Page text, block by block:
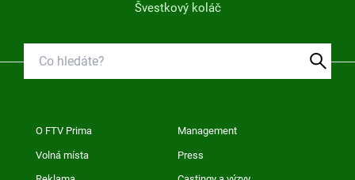
Švestkový koláč
O FTV Prima Management
Volná místa Press